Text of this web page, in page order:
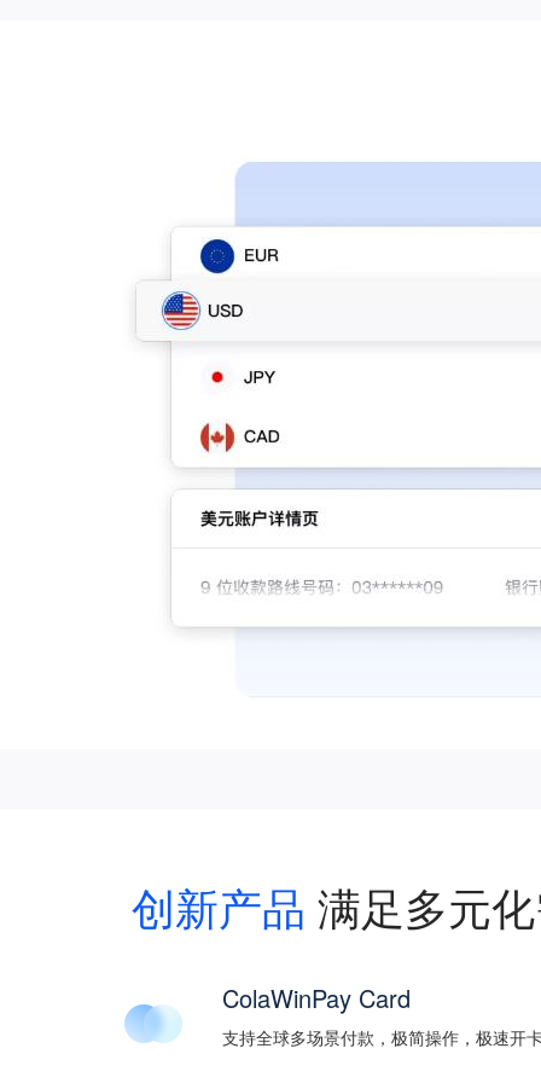
创新产品 满足多元
ColaWinPay Card
支持全球多场景付款，极简操作，极速开